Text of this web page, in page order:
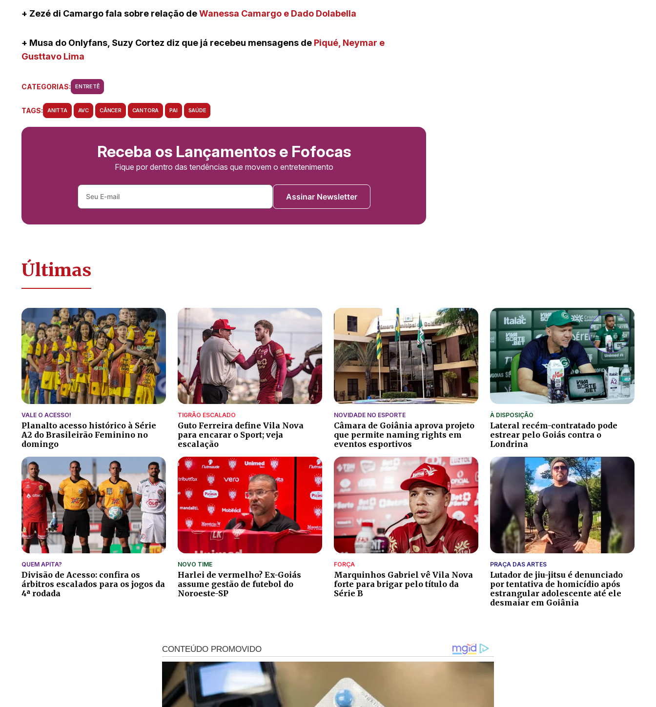
+ Zezé di Camargo fala sobre relação deWanessa Camargo e Dado Dolabella
+ Musa do Onlyfans, Suzy Cortez diz que já recebeu mensagens de Piqué, Neymar e
Gusttavo Lima
CATEGORIAS: ENTRETÊ
TAGS: ANITTA AVC CÂNCER CANTORA PAI SAÚDE
Receba os Lançamentos e Fofocas
Fique por dentro das tendências que movem o entretenimento
Assinar Newsletter
Últimas
VALE O ACESSO!
Planalto acesso histórico à Série
A2 do Brasileirão Feminino no
domingo
TIGRÃO ESCALADO
Guto Ferreira define Vila Nova
para encarar o Sport; veja
escalação
NOVIDADE NO ESPORTE
Câmara de Goiânia aprova projeto
que permite naming rights em
eventos esportivos
À DISPOSIÇÃO
Lateral recém-contratado pode
estrear pelo Goiás contra o
Londrina
QUEM APITA?
Divisão de Acesso: confira os
árbitros escalados para os jogos da
4ª rodada
NOVO TIME
Harlei de vermelho? Ex-Goiás
assume gestão de futebol do
Noroeste-SP
FORÇA
Marquinhos Gabriel vê Vila Nova
forte para brigar pelo título da
Série B
PRAÇA DAS ARTES
Lutador de jiu-jitsu é denunciado
por tentativa de homicídio após
estrangular adolescente até ele
desmaiar em Goiânia